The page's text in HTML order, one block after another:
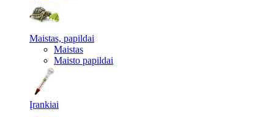
Maistas, papildai
Maistas
Maisto papildai
Įrankiai